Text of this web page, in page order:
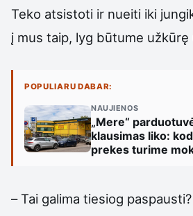
Teko atsistoti ir nueiti iki
į mus taip, lyg būtume užkūrę
POPULIARU DABAR:
NAUJIENOS
„Mere“
klausimas liko:
prekes turime
– Tai galima tiesiog